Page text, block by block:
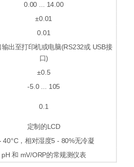
0.00 ... 14.00
±0.01
0.01
输出至打印机或电脑(RS232或 USB接
口)
±0.5
-5.0 ... 105
0.1
定制的LCD
40°C，相对湿度5 - 80%无冷凝
pH 和 mV/ORP的常规测仪表